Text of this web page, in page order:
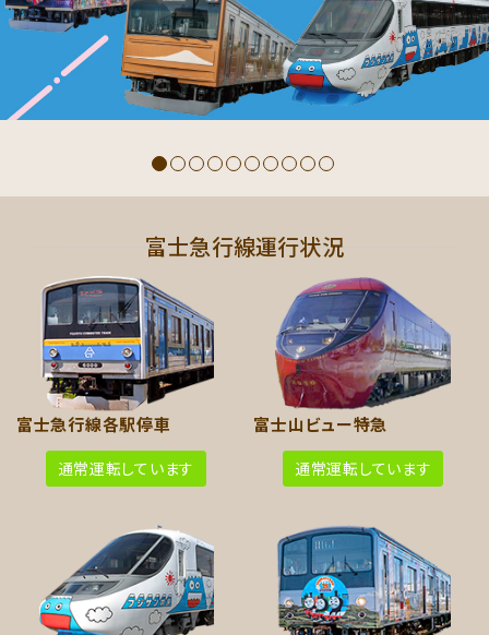
富士急行線運行状況
富士急行線各駅停車
通常運転しています
富士山ビュー特急
通常運転しています